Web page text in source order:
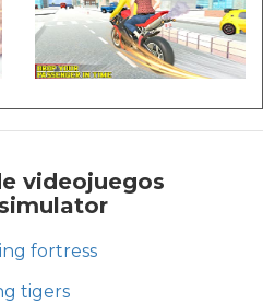
videojuegos
fortress
tigers